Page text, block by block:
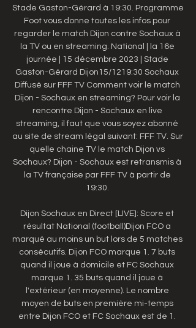
Stade Gaston-Gérard à 19:30. Programme
Foot vous donne toutes les infos pour
regarder le match Dijon contre Sochaux à
la TV ou en streaming. National | la 16e
journée | 15 décembre 2023 | Stade
Gaston-Gérard Dijon15/1219:30 Sochaux
Diffusé sur FFF TV Comment voir le match
Dijon - Sochaux en streaming? Pour voir la
rencontre Dijon - Sochaux en live
streaming, il faut que vous soyez abonné
au site de stream légal suivant: FFF TV. Sur
quelle chaine TV le match Dijon vs
Sochaux? Dijon - Sochaux est retransmis à
la TV française par FFF TV à partir de
19:30.
Dijon Sochaux en Direct [LIVE]: Score et
résultat National (football)Dijon FCO a
marqué au moins un but lors de 5 matches
consécutifs. Dijon FCO marque 1. 7 buts
quand il joue à domicile et FC Sochaux
marque 1. 35 buts quand il joue à
l'extérieur (en moyenne). Le nombre
moyen de buts en première mi-temps
entre Dijon FCO et FC Sochaux est de 1.